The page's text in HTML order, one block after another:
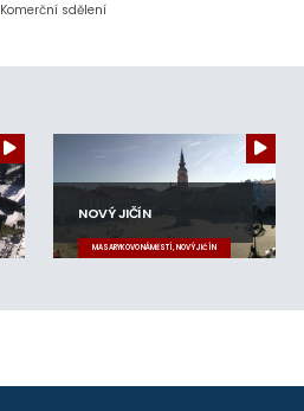
Komerční sdělení
NOVÝ JIČÍN
MASARYKOVO NÁMĚSTÍ, NOVÝ JIČÍN